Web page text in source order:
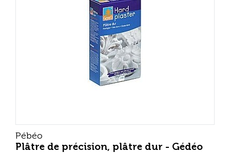
Pébéo
Plâtre de précision, plâtre dur - Gédéo